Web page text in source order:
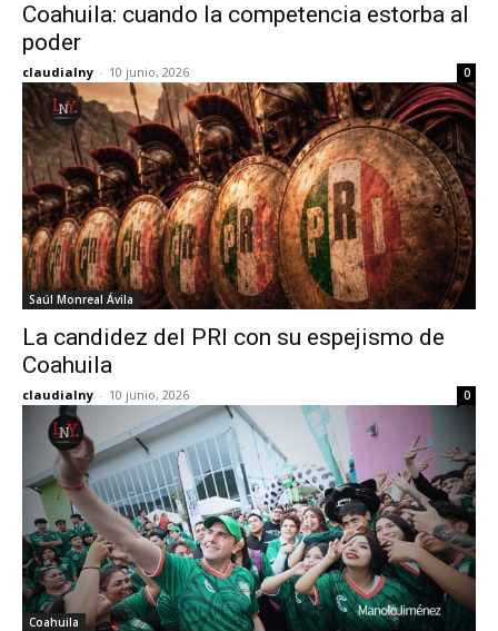
Coahuila: cuando la competencia estorba al
poder
claudialny - 10 junio, 2026 0
Saúl Monreal Ávila
La candidez del PRI con su espejismo de
Coahuila
claudialny - 10 junio, 2026 0
Coahuila